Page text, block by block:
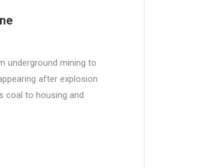
underground mining to
after explosion
coal to housing and